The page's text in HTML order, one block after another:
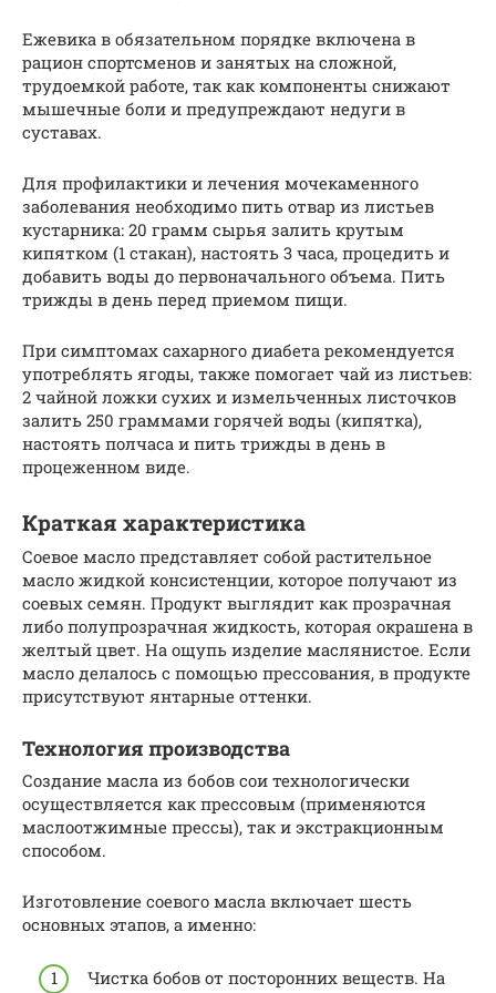
Ежевика в обязательном порядке включена в
рацион спортсменов и занятых на сложной,
трудоемкой работе, так как компоненты снижают
мышечные боли и предупреждают недуги в
суставах.
Для профилактики и лечения мочекаменного
заболевания необходимо пить отвар из листьев
кустарника: 20 грамм сырья залить крутым
кипятком (1 стакан), настоять 3 часа, процедить и
добавить воды до первоначального объема. Пить
трижды в день перед приемом пищи.
При симптомах сахарного диабета рекомендуется
употреблять ягоды, также помогает чай из листьев:
2 чайной ложки сухих и измельченных листочков
залить 250 граммами горячей воды (кипятка),
настоять полчаса и пить трижды в день в
процеженном виде.
Краткая характеристика
Соевое масло представляет собой растительное
масло жидкой консистенции, которое получают из
соевых семян. Продукт выглядит как прозрачная
либо полупрозрачная жидкость, которая окрашена в
желтый цвет. На ощупь изделие маслянистое. Если
масло делалось с помощью прессования, в продукте
присутствуют янтарные оттенки.
Технология производства
Создание масла из бобов сои технологически
осуществляется как прессовым (применяются
маслоотжимные прессы), так и экстракционным
способом.
Изготовление соевого масла включает шесть
основных этапов, а именно:
Чистка бобов от посторонних веществ. На